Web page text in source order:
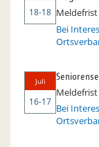
18-18 Meldefrist
Bei
Juli
16-17
Meldefrist
Bei